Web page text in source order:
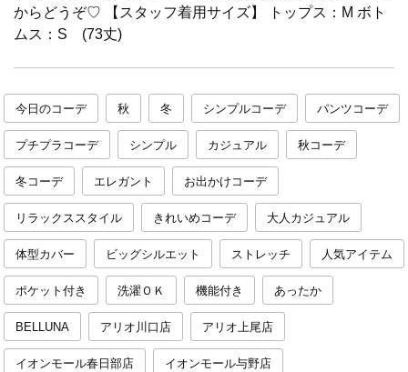
からどうぞ♡ 【スタッフ着用サイズ】 トップス：M ボト
ムス：S (73丈)
今日のコーデ 秋 冬 シンプルコーデ パンツコーデ
プチプラコーデ シンプル カジュアル 秋コーデ
冬コーデ エレガント お出かけコーデ
リラックススタイル きれいめコーデ 大人カジュアル
体型カバー ビッグシルエット ストレッチ 人気アイテム
ポケット付き 洗濯ＯＫ 機能付き あったか
BELLUNA アリオ川口店 アリオ上尾店
イオンモール春日部店 イオンモール与野店